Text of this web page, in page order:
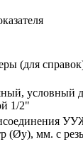
(для
условный
1/2"
(Øу), мм. с